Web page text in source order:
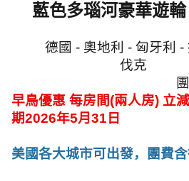
藍色多瑙河豪華遊
德國 - 奧地利 -匈牙利 -
伐克
早鳥優惠 每房間(兩人房) 立減
期2026年5月 31 日
美國各大城市可出發，團費